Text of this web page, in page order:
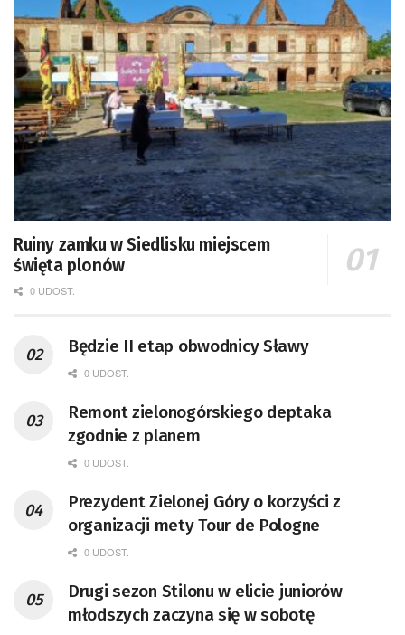
Ruiny zamku w Siedlisku miejscem
święta plonów
0 UDOST.
Będzie II etap obwodnicy Sławy
0 UDOST.
Remont zielonogórskiego deptaka
zgodnie z planem
0 UDOST.
Prezydent Zielonej Góry o korzyści z
organizacji mety Tour de Pologne
0 UDOST.
Drugi sezon Stilonu w elicie juniorów
młodszych zaczyna się w sobotę